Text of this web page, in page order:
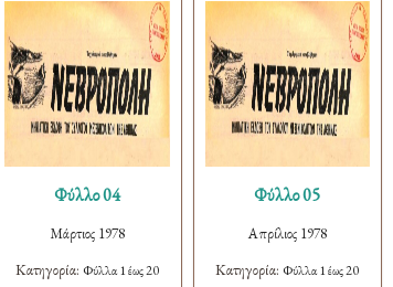
Φύλλο 04
Μάρτιος 1978
Κατηγορία: Φύλλα 1 έως 20
Φύλλο 05
Απρίλιος 1978
Κατηγορία: Φύλλα 1 έως 20